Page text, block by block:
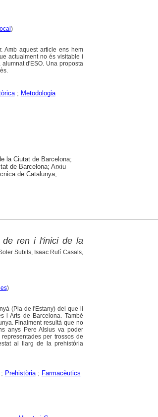
)
Amb aquest article ens hem
actualment no és visitable i
d'ESO. Una proposta
; Metodologia
la Ciutat de Barcelona;
de Barcelona; Arxiu
de Catalunya;
de ren i l'inici de la
Subils, Isaac Rufí Casals,
)
(Pla de l'Estany) del que li
i Arts de Barcelona. També
Finalment resultà que no
anys Pere Alsius va poder
per trossos de
al llarg de la prehistòria
; Prehistòria; Farmacèutics